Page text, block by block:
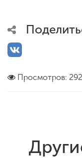
Просмотров: